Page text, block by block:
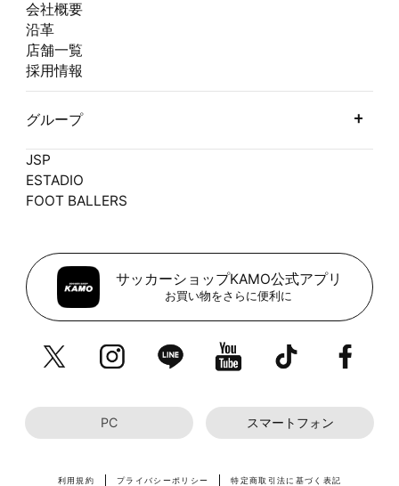
会社概要
沿革
店舗一覧
採用情報
グループ
JSP
ESTADIO
FOOT BALLERS
サッカーショップKAMO公式アプリ
お買い物をさらに便利に
PC スマートフォン
利用規約 プライバシーポリシー 特定商取引法に基づく表記